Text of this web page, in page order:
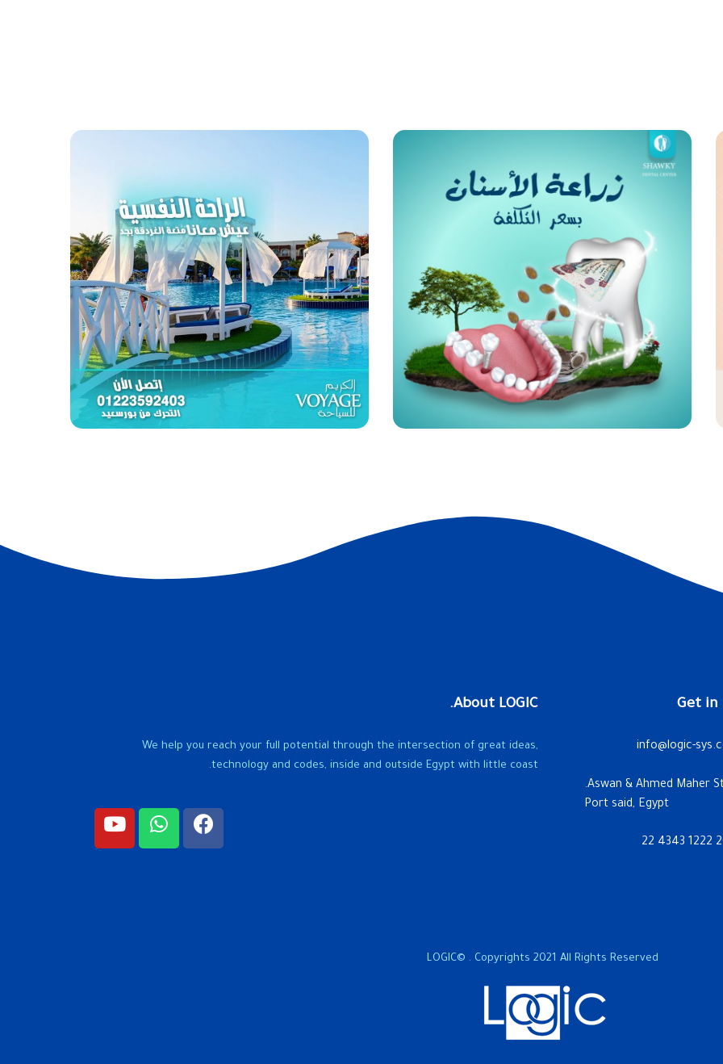
Karim Voyage
وسائل التواصل الاجتماعي
Get in
info@logic-
Port said, Egypt
About LOGIC.
We help you reach your full potential through the intersection of great ideas,
technology and codes, inside and outside Egypt with little coast.
LOGIC© . Copyrights 2021 All Rights Reserved